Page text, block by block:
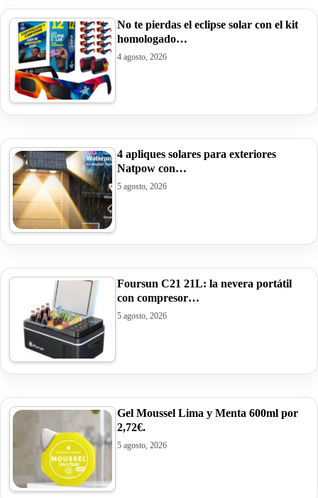
No te pierdas el eclipse solar con el kit
homologado…
4 agosto, 2026
4 apliques solares para exteriores
Natpow con…
5 agosto, 2026
Foursun C21 21L: la nevera portátil
con compresor…
5 agosto, 2026
Gel Moussel Lima y Menta 600ml por
2,72€.
5 agosto, 2026